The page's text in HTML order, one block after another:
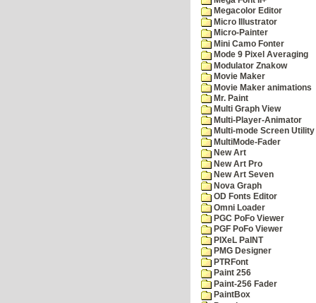
Megacolor Editor
Micro Illustrator
Micro-Painter
Mini Camo Fonter
Mode 9 Pixel Averaging
Modulator Znakow
Movie Maker
Movie Maker animations
Mr. Paint
Multi Graph View
Multi-Player-Animator
Multi-mode Screen Utility
MultiMode-Fader
New Art
New Art Pro
New Art Seven
Nova Graph
OD Fonts Editor
Omni Loader
PGC PoFo Viewer
PGF PoFo Viewer
PIXeL PaINT
PMG Designer
PTRFont
Paint 256
Paint-256 Fader
PaintBox